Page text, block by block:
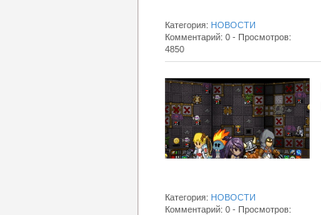
Категория: НОВОСТИ
Комментарий: 0 - Просмотров:
4850
Категория: НОВОСТИ
Комментарий: 0 - Просмотров: